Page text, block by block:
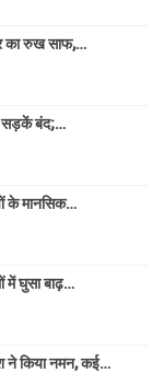
का रुख साफ,…
सड़कें बंद;…
के मानसिक…
में घुसा बाढ़…
ने किया नमन, कई…